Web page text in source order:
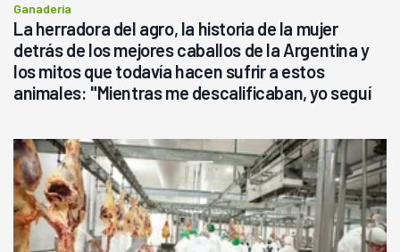
Ganadería
La herradora del agro, la historia de la mujer
detrás de los mejores caballos de la Argentina y
los mitos que todavía hacen sufrir a estos
animales: "Mientras me descalificaban, yo seguí